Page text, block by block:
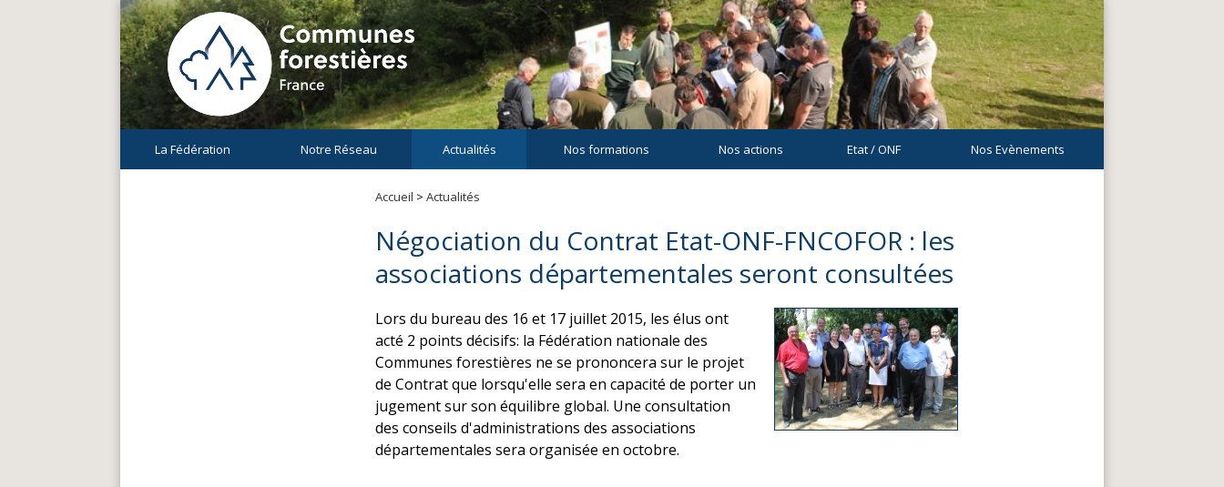
La Fédération Notre Réseau Actualités Nos formations Nos actions Etat / ONF Nos Evènements
Accueil > Actualités
Négociation du Contrat Etat-ONF-FNCOFOR : les
associations départementales seront consultées
Lors du bureau des 16 et 17 juillet 2015, les élus ont
acté 2 points décisifs: la Fédération nationale des
Communes forestières ne se prononcera sur le projet
de Contrat que lorsqu'elle sera en capacité de porter un
jugement sur son équilibre global. Une consultation
des conseils d'administrations des associations
départementales sera organisée en octobre.